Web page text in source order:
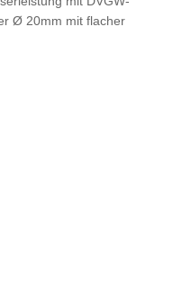
Ø 20mm mit flacher